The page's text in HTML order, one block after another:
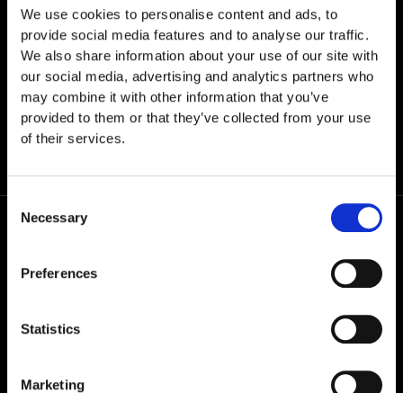
We use cookies to personalise content and ads, to
provide social media features and to analyse our traffic.
We also share information about your use of our site with
our social media, advertising and analytics partners who
may combine it with other information that you’ve
provided to them or that they’ve collected from your use
of their services.
Consent
Selection
Necessary
Preferences
Statistics
Marketing
AOD-9604 5 mg
€59,00
Ve společnosti24PEPTIDES pracujeme s naší vlastní
značkou – Grail Formula. Řídíme se přitom jedním